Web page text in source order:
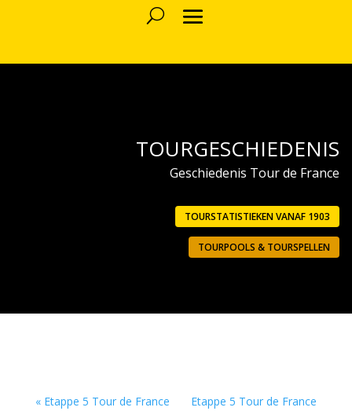
TOURGESCHIEDENIS
Geschiedenis Tour de France
TOURSTATISTIEKEN VANAF 1903
TOURPOOLS & TOURSPELLEN
« Etappe 5 Tour de France
Etappe 5 Tour de France